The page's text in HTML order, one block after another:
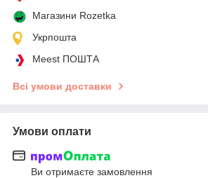
Магазини Rozetka
Укрпошта
Meest ПОШТА
Всі умови доставки
Умови оплати
Ви отримаєте замовлення